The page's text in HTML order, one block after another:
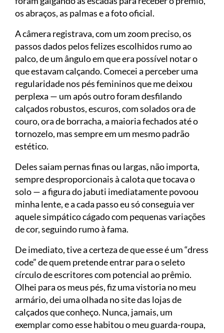
os abraços, as palmas e a foto oficial.
A câmera registrava, com um zoom preciso, os
passos dados pelos felizes escolhidos rumo ao
palco, de um ângulo em que era possível notar o
que estavam calçando. Comecei a perceber uma
regularidade nos pés femininos que me deixou
perplexa — um após outro foram desfilando
calçados robustos, escuros, com solados ora de
couro, ora de borracha, a maioria fechados até o
tornozelo, mas sempre em um mesmo padrão
estético.
Deles saiam pernas finas ou largas, não importa,
sempre desproporcionais à calota que tocava o
solo — a figura do jabuti imediatamente povoou
minha lente, e a cada passo eu só conseguia ver
aquele simpático cágado com pequenas variações
de cor, seguindo rumo à fama.
De imediato, tive a certeza de que esse é um “dress
code” de quem pretende entrar para o seleto
círculo de escritores com potencial ao prêmio.
Olhei para os meus pés, fiz uma vistoria no meu
armário, dei uma olhada no site das lojas de
calçados que conheço. Nunca, jamais, um
exemplar como esse habitou o meu guarda-roupa,